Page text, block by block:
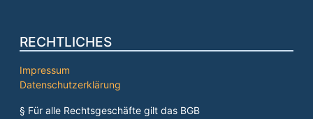
RECHTLICHES
Impressum
Datenschutzerklärung
§ Für alle Rechtsgeschäfte gilt das BGB